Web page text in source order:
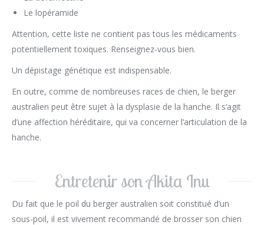
Le lopéramide
Attention, cette liste ne contient pas tous les médicaments
potentiellement toxiques. Renseignez-vous bien.
Un dépistage génétique est indispensable.
En outre, comme de nombreuses races de chien, le berger
australien peut être sujet à la dysplasie de la hanche. Il s’agit
d’une affection héréditaire, qui va concerner l’articulation de la
hanche.
Entretenir son Akita Inu
Du fait que le poil du berger australien soit constitué d’un
sous-poil, il est vivement recommandé de brosser son chien